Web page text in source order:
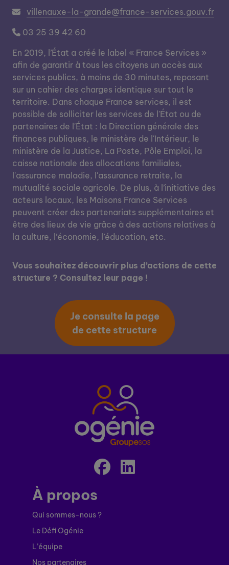
villenauxe-la-grande@france-services.gouv.fr
03 25 39 42 60
En 2019, l’État a créé le label « France Services »
afin de garantir à tous les citoyens un accès aux
services publics, à moins de 30 minutes, reposant
sur un cahier des charges identique sur tout le
territoire. Dans chaque France services, il est
possible de solliciter les services de l'État ou de
partenaires de l'État : la Direction générale des
finances publiques, le ministère de l'Intérieur, le
ministère de la Justice, La Poste, Pôle Emploi, la
caisse nationale des allocations familiales,
l'assurance maladie, l'assurance retraite, la
mutualité sociale agricole. De plus, à l’initiative des
acteurs locaux, les Maisons France Services
peuvent créer des partenariats supplémentaires et
être des lieux de vie grâce à des actions relatives à
la culture, l’économie, l’éducation, etc.
Vous souhaitez découvrir plus d’actions de cette
structure ? Consultez leur page !
Je consulte la page
de cette structure
À propos
Qui sommes-nous ?
Le Défi Ogénie
L’équipe
Nos partenaires